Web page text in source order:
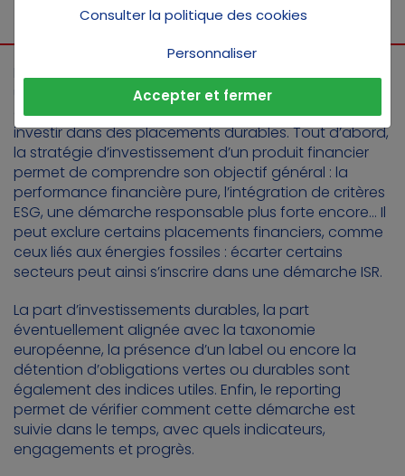
ALLER PLUS LOIN
Être classé Article 8 SFDR constitue donc un repère
utile pour un produit financier. Cependant, d’autres
critères doivent être pris en compte si l’on souhaite
investir dans des placements durables. Tout d’abord,
la stratégie d’investissement d’un produit financier
permet de comprendre son objectif général : la
performance financière pure, l’intégration de critères
ESG, une démarche responsable plus forte encore… Il
peut exclure certains placements financiers, comme
ceux liés aux énergies fossiles : écarter certains
secteurs peut ainsi s’inscrire dans une démarche ISR.
La part d’investissements durables, la part
éventuellement alignée avec la taxonomie
européenne, la présence d’un label ou encore la
détention d’obligations vertes ou durables sont
également des indices utiles. Enfin, le reporting
permet de vérifier comment cette démarche est
suivie dans le temps, avec quels indicateurs,
engagements et progrès.
Consulter la politique des cookies
Personnaliser
Accepter et fermer